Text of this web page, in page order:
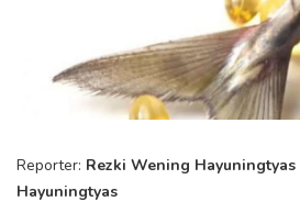
Reporter: Rezki Wening Hayuningtyas
Hayuningtyas